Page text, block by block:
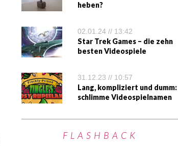
heben?
02.01.24 // 13:42
Star Trek Games – die zehn
besten Videospiele
31.12.23 // 10:57
Lang, kompliziert und dumm:
schlimme Videospielnamen
FLASHBACK